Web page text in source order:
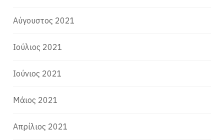
Αύγουστος 2021
Ιούλιος 2021
Ιούνιος 2021
Μάιος 2021
Απρίλιος 2021